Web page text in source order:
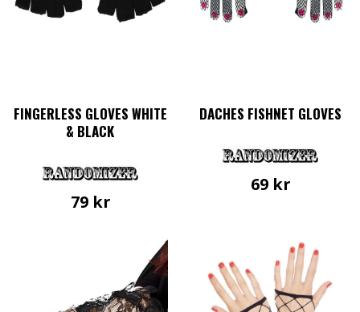
FINGERLESS GLOVES WHITE
& BLACK
79 kr
DACHES FISHNET GLOVES
69 kr